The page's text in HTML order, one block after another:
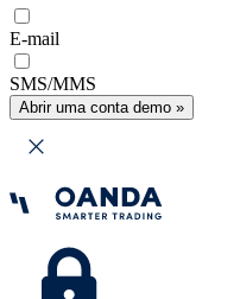
E-mail
SMS/MMS
Abrir uma conta demo »